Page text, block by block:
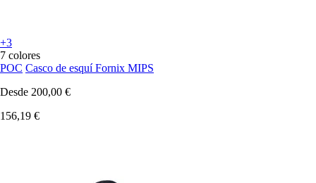
+3
7 colores
POC Casco de esquí Fornix MIPS
Desde 200,00 €
156,19 €